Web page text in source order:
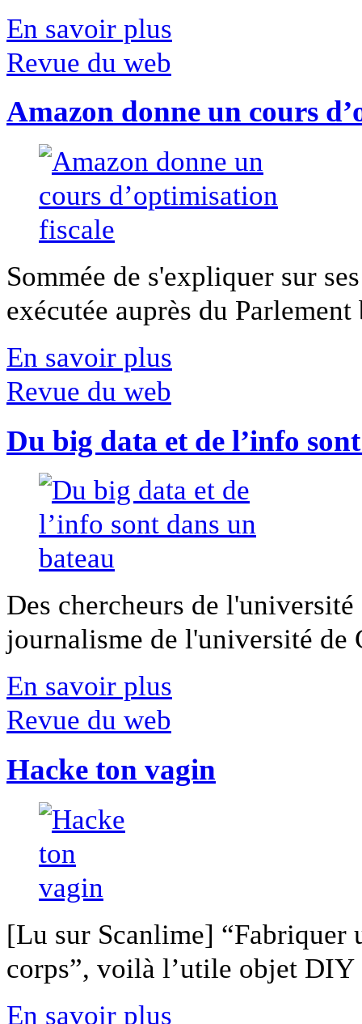
En savoir plus
Revue du web
Amazon donne un cours
Sommée de s'expliquer sur
exécutée auprès du
En savoir plus
Revue du web
Du big data et de l’info
Des chercheurs de
journalisme de l'université
En savoir plus
Revue du web
Hacke ton vagin
[Lu sur Scanlime] “Fabriquer
corps”, voilà l’utile objet
En savoir plus